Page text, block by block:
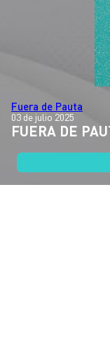
Fuera de Pauta
03 de julio 2025
FUERA DE